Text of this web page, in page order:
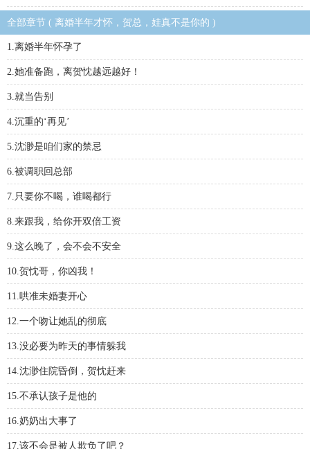
全部章节 ( 离婚半年才怀，贺总，娃真不是你的 )
1.离婚半年怀孕了
2.她准备跑，离贺忱越远越好！
3.就当告别
4.沉重的‘再见’
5.沈渺是咱们家的禁忌
6.被调职回总部
7.只要你不喝，谁喝都行
8.来跟我，给你开双倍工资
9.这么晚了，会不会不安全
10.贺忱哥，你凶我！
11.哄准未婚妻开心
12.一个吻让她乱的彻底
13.没必要为昨天的事情躲我
14.沈渺住院昏倒，贺忱赶来
15.不承认孩子是他的
16.奶奶出大事了
17.该不会是被人欺负了吧？